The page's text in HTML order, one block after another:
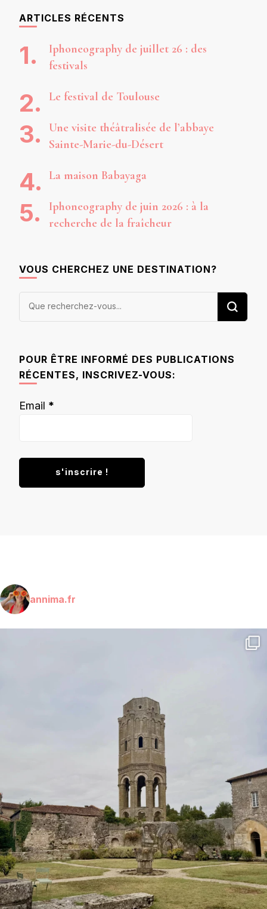
ARTICLES RÉCENTS
Iphoneography de juillet 26 : des
festivals
Le festival de Toulouse
Une visite théâtralisée de l’abbaye
Sainte-Marie-du-Désert
La maison Babayaga
Iphoneography de juin 2026 : à la
recherche de la fraîcheur
VOUS CHERCHEZ UNE DESTINATION?
Vous
POUR ÊTRE INFORMÉ DES PUBLICATIONS
RÉCENTES, INSCRIVEZ-VOUS:
Email *
annima.fr